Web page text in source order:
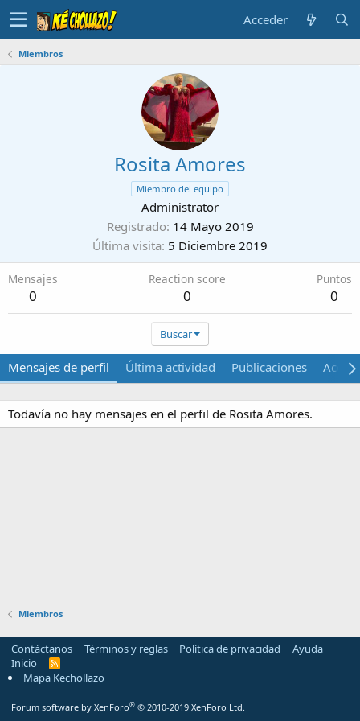
Acceder
Miembros
Rosita Amores
Miembro del equipo
Administrator
Registrado 14 Mayo 2019
Última visita 5 Diciembre 2019
Mensajes
0
Reaction score
0
Puntos
0
Buscar
Mensajes de perfil Última actividad Publicaciones Acerca
Todavía no hay mensajes en el perfil de Rosita Amores.
Miembros
Contáctanos Términos y reglas Política de privacidad
Ayuda
Inicio
R
S
S
Mapa Kechollazo
Forum software by XenForo® © 2010-2019 XenForo Ltd.